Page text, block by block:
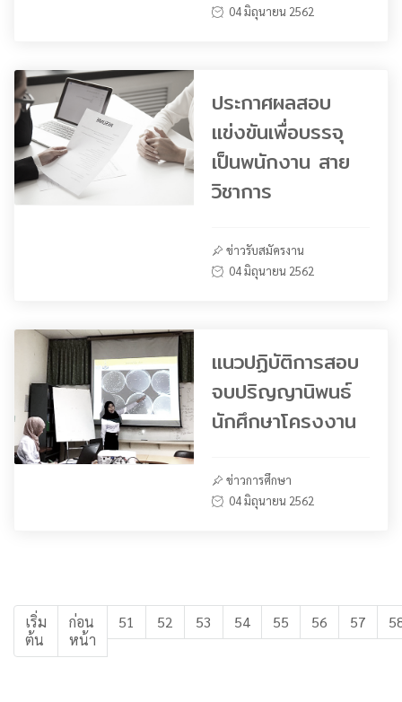
04 มิถุนายน 2562
ประกาศผลสอบ
แข่งขันเพื่อบรรจุ
เป็นพนักงาน สาย
วิชาการ
ข่าวรับสมัครงาน
04 มิถุนายน 2562
แนวปฏิบัติการสอบ
จบปริญญานิพนธ์
นักศึกษาโครงงาน
ข่าวการศึกษา
04 มิถุนายน 2562
เริ่ม
ต้น
ก่อน
หน้า
51 52 53 54 55 56 57